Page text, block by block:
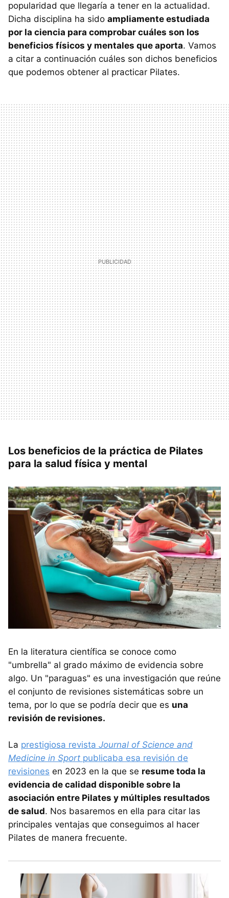
popularidad que llegaría a tener en la actualidad.
Dicha disciplina ha sido ampliamente estudiada
por la ciencia para comprobar cuáles son los
beneficios físicos y mentales que aporta. Vamos
a citar a continuación cuáles son dichos beneficios
que podemos obtener al practicar Pilates.
Los beneficios de la práctica de Pilates
para la salud física y mental
En la literatura científica se conoce como
"umbrella" al grado máximo de evidencia sobre
algo. Un "paraguas" es una investigación que reúne
el conjunto de revisiones sistemáticas sobre un
tema, por lo que se podría decir que es una
revisión de revisiones.
La prestigiosa revista Journal of Science and
Medicine in Sport publicaba esa revisión de
revisiones en 2023 en la que se resume toda la
evidencia de calidad disponible sobre la
asociación entre Pilates y múltiples resultados
de salud. Nos basaremos en ella para citar las
principales ventajas que conseguimos al hacer
Pilates de manera frecuente.